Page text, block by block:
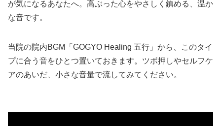
が気になるあなたへ。高ぶった心をやさしく鎮める、温か
な音です。
当院の院内BGM「GOGYO Healing 五行」から、このタイ
プに合う音をひとつ置いておきます。ツボ押しやセルフケ
アのあいだ、小さな音量で流してみてください。